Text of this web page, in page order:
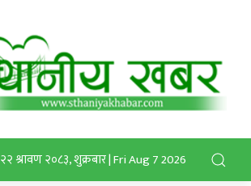
२२ श्रावण २०८३, शुक्रबार | Fri Aug 7 2026